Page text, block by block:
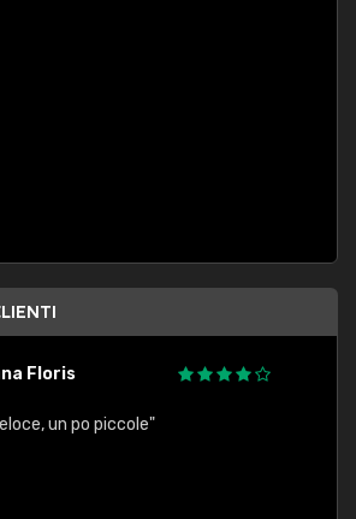
Floris
un po piccole"